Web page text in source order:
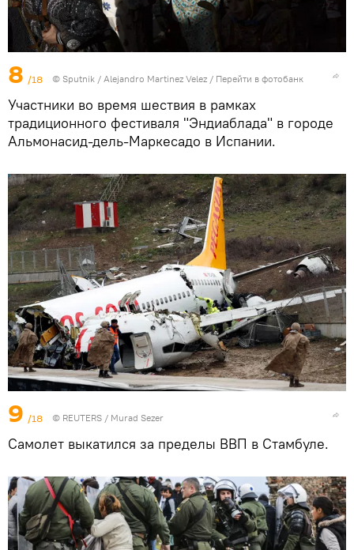
8 /18 © Sputnik / Alejandro Martinez Velez / Перейти в фотобанк
Участники во время шествия в рамках
традиционного фестиваля "Эндиаблада" в городе
Альмонасид-дель-Маркесадо в Испании.
9 /18 © REUTERS / Murad Sezer
Самолет выкатился за пределы ВВП в Стамбуле.